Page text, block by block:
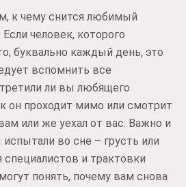
к чему снится любимый
человек, которого
буквально каждый день, это
вспомнить все
ли вы любящего
он проходит мимо или смотрит
или же уехал от вас. Важно и
во сне – грусть или
специалистов и трактовки
понять, почему вам снова